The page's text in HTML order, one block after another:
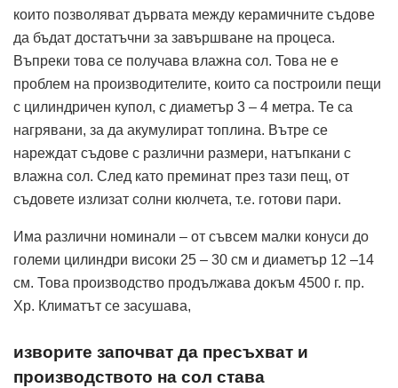
които позволяват дървата между керамичните съдове
да бъдат достатъчни за завършване на процеса.
Въпреки това се получава влажна сол. Това не е
проблем на производителите, които са построили пещи
с цилиндричен купол, с диаметър 3 – 4 метра. Те са
нагрявани, за да акумулират топлина. Вътре се
нареждат съдове с различни размери, натъпкани с
влажна сол. След като преминат през тази пещ, от
съдовете излизат солни кюлчета, т.е. готови пари.
Има различни номинали – от съвсем малки конуси до
големи цилиндри високи 25 – 30 см и диаметър 12 –14
см. Това производство продължава докъм 4500 г. пр.
Хр. Климатът се засушава,
изворите започват да пресъхват и
производството на сол става